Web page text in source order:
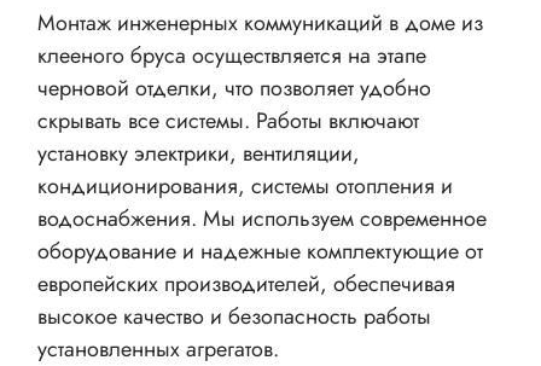
АКЦИИ
ИНФОРМАЦИЯ
КОНТАКТЫ
Монтаж инженерных коммуникаций в доме из
клееного бруса осуществляется на этапе
черновой отделки, что позволяет удобно
скрывать все системы. Работы включают
установку электрики, вентиляции,
кондиционирования, системы отопления и
водоснабжения. Мы используем современное
оборудование и надежные комплектующие от
европейских производителей, обеспечивая
высокое качество и безопасность работы
установленных агрегатов.